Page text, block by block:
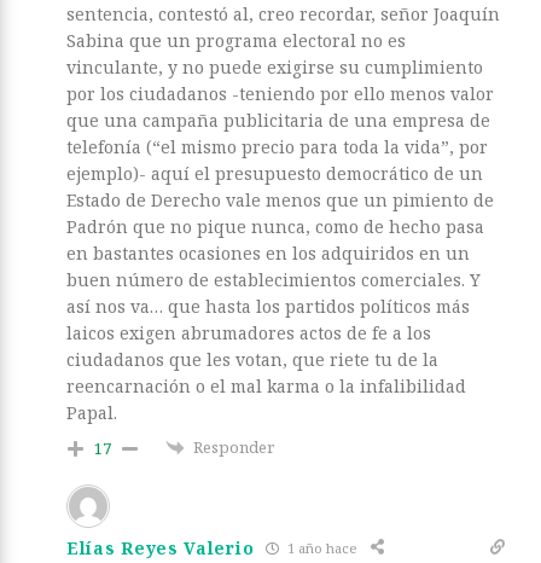
sentencia, contestó al, creo recordar, señor Joaquín
Sabina que un programa electoral no es
vinculante, y no puede exigirse su cumplimiento
por los ciudadanos -teniendo por ello menos valor
que una campaña publicitaria de una empresa de
telefonía (“el mismo precio para toda la vida”, por
ejemplo)- aquí el presupuesto democrático de un
Estado de Derecho vale menos que un pimiento de
Padrón que no pique nunca, como de hecho pasa
en bastantes ocasiones en los adquiridos en un
buen número de establecimientos comerciales. Y
así nos va… que hasta los partidos políticos más
laicos exigen abrumadores actos de fe a los
ciudadanos que les votan, que riete tu de la
reencarnación o el mal karma o la infalibilidad
Papal.
17 Responder
Elías Reyes Valerio 1 año hace